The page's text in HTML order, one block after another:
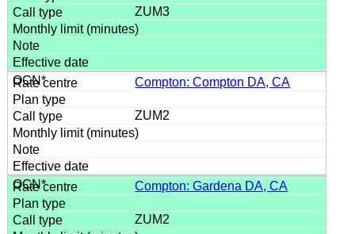
ZUM3
Compton: Compton DA, CA
ZUM2
Compton: Gardena DA, CA
ZUM2